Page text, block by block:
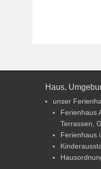
Haus,
unser
Ferienhaus
Terrassen,
Ferienhaus